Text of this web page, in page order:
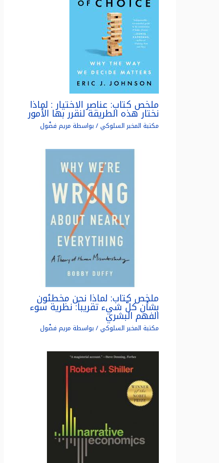
ملخص كتاب: عناصر الاختيار : لماذا
نختار هذه الطريقة لنقرر بها الأمور
مكتبة المخبر السلوكي/ بواسطة مريم فضّول
ملخص كتاب: لماذا نحن مخطئون
بشأن كلّ شيء تقريباً: نظرية سوء
الفهم البشري
مكتبة المخبر السلوكي/ بواسطة مريم فضّول